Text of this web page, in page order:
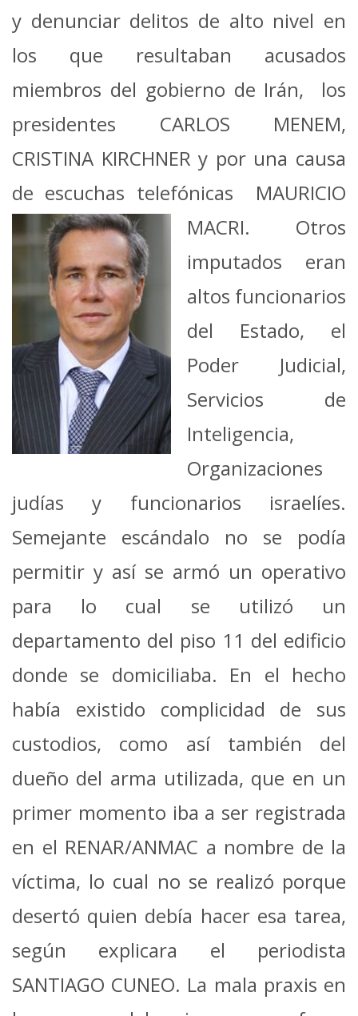
y denunciar delitos de alto nivel en
los que resultaban acusados
miembros del gobierno de Irán, los
presidentes CARLOS MENEM,
CRISTINA KIRCHNER y por una causa
de escuchas telefónicas MAURICIO
MACRI. Otros
imputados eran
altos funcionarios
del Estado, el
Poder Judicial,
Servicios de
Inteligencia,
Organizaciones
judías y funcionarios israelíes.
Semejante escándalo no se podía
permitir y así se armó un operativo
para lo cual se utilizó un
departamento del piso 11 del edificio
donde se domiciliaba. En el hecho
había existido complicidad de sus
custodios, como así también del
dueño del arma utilizada, que en un
primer momento iba a ser registrada
en el RENAR/ANMAC a nombre de la
víctima, lo cual no se realizó porque
desertó quien debía hacer esa tarea,
según explicara el periodista
SANTIAGO CUNEO. La mala praxis en